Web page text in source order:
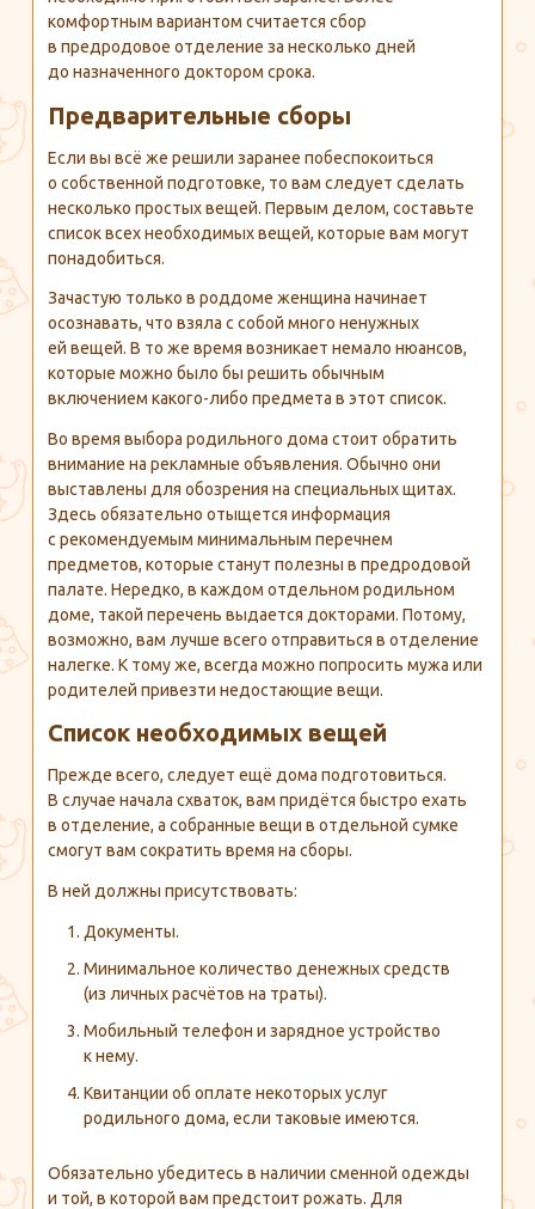
комфортным вариантом считается сбор
в предродовое отделение за несколько дней
до назначенного доктором срока.
Предварительные сборы
Если вы всё же решили заранее побеспокоиться
о собственной подготовке, то вам следует сделать
несколько простых вещей. Первым делом, составьте
список всех необходимых вещей, которые вам могут
понадобиться.
Зачастую только в роддоме женщина начинает
осознавать, что взяла с собой много ненужных
ей вещей. В то же время возникает немало нюансов,
которые можно было бы решить обычным
включением какого-либо предмета в этот список.
Во время выбора родильного дома стоит обратить
внимание на рекламные объявления. Обычно они
выставлены для обозрения на специальных щитах.
Здесь обязательно отыщется информация
с рекомендуемым минимальным перечнем
предметов, которые станут полезны в предродовой
палате. Нередко, в каждом отдельном родильном
доме, такой перечень выдается докторами. Потому,
возможно, вам лучше всего отправиться в отделение
налегке. К тому же, всегда можно попросить мужа или
родителей привезти недостающие вещи.
Список необходимых вещей
Прежде всего, следует ещё дома подготовиться.
В случае начала схваток, вам придётся быстро ехать
в отделение, а собранные вещи в отдельной сумке
смогут вам сократить время на сборы.
В ней должны присутствовать:
Документы.
Минимальное количество денежных средств
(из личных расчётов на траты).
Мобильный телефон и зарядное устройство
к нему.
Квитанции об оплате некоторых услуг
родильного дома, если таковые имеются.
Обязательно убедитесь в наличии сменной одежды
и той, в которой вам предстоит рожать. Для